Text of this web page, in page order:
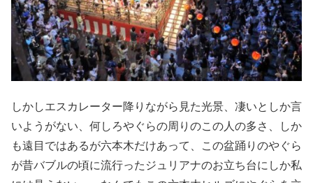
しかしエスカレーター降りながら見た光景、凄いとしか言
いようがない、何しろやぐらの周りのこの人の多さ、しか
も遠目ではあるが六本木だけあって、この盆踊りのやぐら
が昔バブルの頃に流行ったジュリアナのお立ち台にしか私